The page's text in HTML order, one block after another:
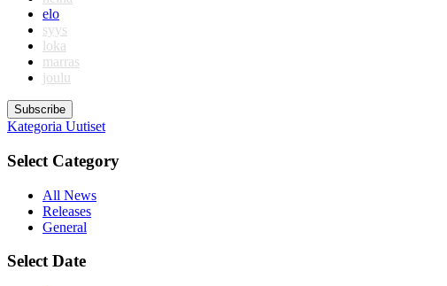
elo
syys
loka
marras
joulu
Subscribe
Kategoria Uutiset
Select Category
All News
Releases
General
Select Date